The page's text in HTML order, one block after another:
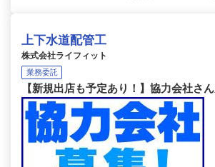
上下水道配管工
株式会社ライフィット
業務委託
【新規出店も予定あり！】協力会社さ